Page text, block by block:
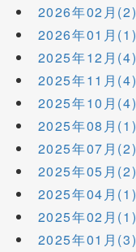
2026年02月(2)
2026年01月(1)
2025年12月(4)
2025年11月(4)
2025年10月(4)
2025年08月(1)
2025年07月(2)
2025年05月(2)
2025年04月(1)
2025年02月(1)
2025年01月(3)